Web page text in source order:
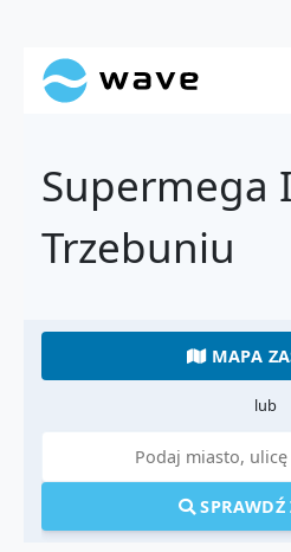
Supermega
Trzebuniu
MAPA
lub
SPRAWDŹ